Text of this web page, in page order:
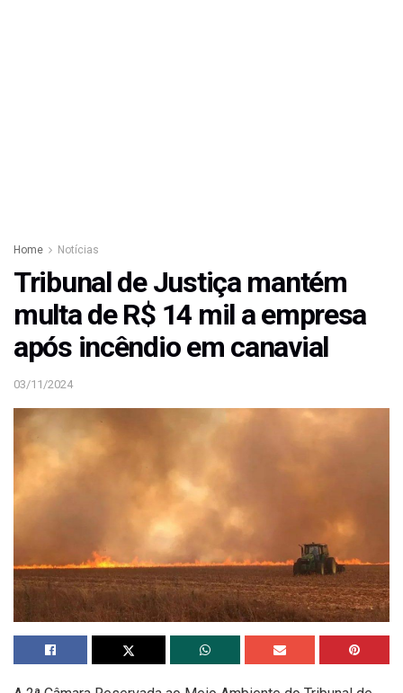
Home Notícias
Tribunal de Justiça mantém
multa de R$ 14 mil a empresa
após incêndio em canavial
03/11/2024